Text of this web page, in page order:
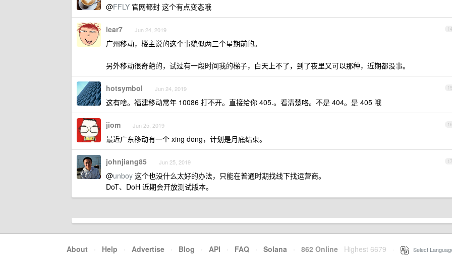
@FFLY 官网都封 这个有点变态哦
14
lear7 Jun 24, 2019
广州移动，楼主说的这个事貌似两三个星期前的。
另外移动很奇葩的，试过有一段时间我的梯子，白天上不了，到了夜里又可以那种，近期都没事。
15
hotsymbol Jun 24, 2019
这有啥。福建移动常年 10086 打不开。直接给你 405.。看清楚咯。不是 404。是 405 哦
16
jiom Jun 25, 2019
最近广东移动有一个 xing dong，计划是月底结束。
17
johnjiang85 Jun 25, 2019
@unboy 这个也没什么太好的办法，只能在普通时期找线下找运营商。
DoT、DoH 近期会开放测试版本。
About · Help · Advertise · Blog · API · FAQ · Solana · 862 Online Highest 6679 Select